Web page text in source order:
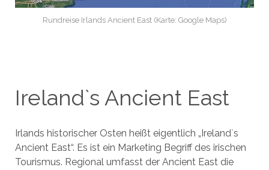
Rundreise Irlands Ancient East (Karte: Google Maps)
Ireland`s Ancient East
Irlands historischer Osten heißt eigentlich „Ireland`s
Ancient East“. Es ist ein Marketing Begriff des irischen
Tourismus. Regional umfasst der Ancient East die